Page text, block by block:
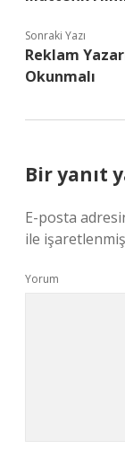
Sonraki Yazı
Reklam
Okunmalı
Bir yanıt
E-posta
ile
Yorum